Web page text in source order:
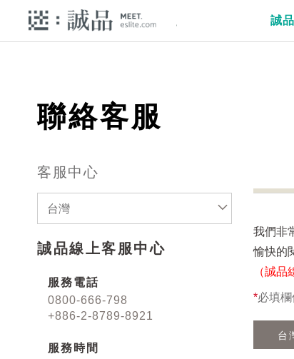
誠
聯絡客服
客服中心
台灣
誠品線上客服中心
服務電話
0800-666-798
+886-2-8789-8921
服務時間
我們非
愉快的
（誠
*必填欄
台